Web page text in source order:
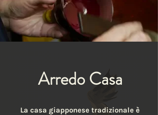
Arredo Casa
La casa giapponese tradizionale è